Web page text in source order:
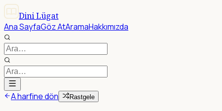
Dini Lügat
Ana SayfaGöz AtAramaHakkımızda
A harfine dön Rastgele